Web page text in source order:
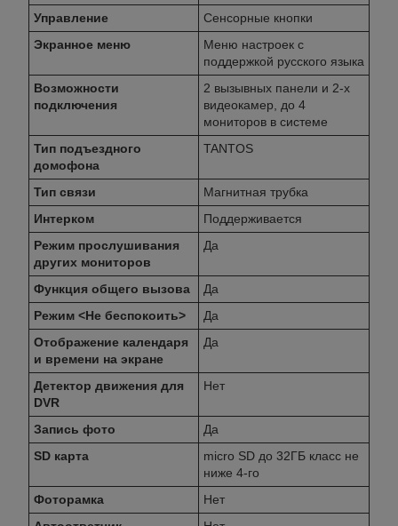
Управление
Сенсорные кнопки
Экранное меню
Меню настроек с
поддержкой русского языка
Возможности
подключения
2 вызывных панели и 2-х
видеокамер, до 4
мониторов в системе
Тип подъездного
домофона
TANTOS
Тип связи
Магнитная трубка
Интерком
Поддерживается
Режим прослушивания
других мониторов
Да
Функция общего вызова
Да
Режим <Не беспокоить>
Да
Отображение календаря
и времени на экране
Да
Детектор движения для
DVR
Нет
Запись фото
Да
SD карта
micro SD до 32ГБ класс не
ниже 4-го
Фоторамка
Нет